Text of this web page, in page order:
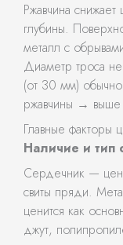
Ржавчина
глубины.
металл с
Диаметр троса
(от 30 мм)
ржавчины → выше
Главные факторы
Наличие и тип
Сердечник —
свиты пряди.
ценится как
джут,